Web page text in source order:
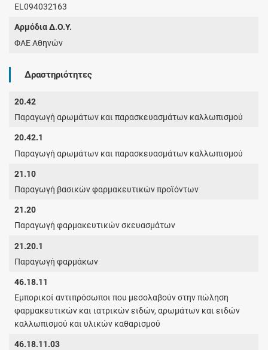
EL094032163
Αρμόδια Δ.Ο.Υ.
ΦΑΕ Αθηνών
Δραστηριότητες
20.42
Παραγωγή αρωμάτων και παρασκευασμάτων καλλωπισμού
20.42.1
Παραγωγή αρωμάτων και παρασκευασμάτων καλλωπισμού
21.10
Παραγωγή βασικών φαρμακευτικών προϊόντων
21.20
Παραγωγή φαρμακευτικών σκευασμάτων
21.20.1
Παραγωγή φαρμάκων
46.18.11
Εμπορικοί αντιπρόσωποι που μεσολαβούν στην πώληση
φαρμακευτικών και ιατρικών ειδών, αρωμάτων και ειδών
καλλωπισμού και υλικών καθαρισμού
46.18.11.03